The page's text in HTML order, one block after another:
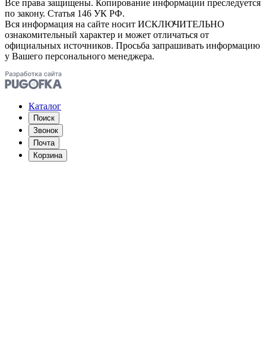
Все права защищены. Копирование информации преследуется
по закону. Статья 146 УК РФ.
Вся информация на сайте носит ИСКЛЮЧИТЕЛЬНО
ознакомительный характер и может отличаться от
официальных источников. Просьба запрашивать информацию
у Вашего персонального менеджера.
Каталог
Поиск
Звонок
Почта
Корзина